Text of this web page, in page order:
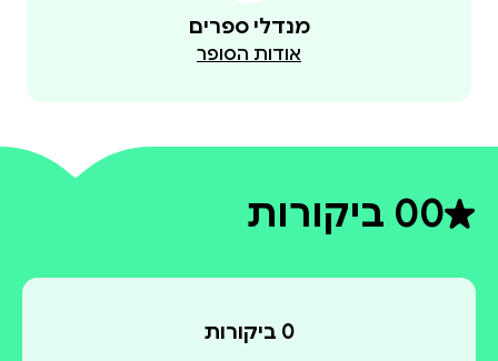
מנדלי ספרים
אודות הסופר
0דירוג ממוצע 0 מתוך 5
0 ביקורות
0 ביקורות